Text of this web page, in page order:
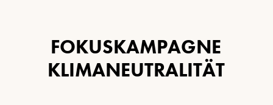
FOKUSKAMPAGNE
KLIMANEUTRALITÄT